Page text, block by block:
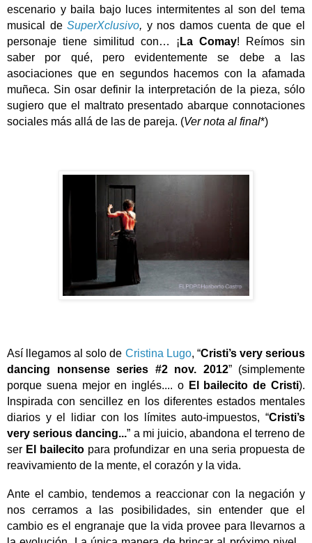
escenario y baila bajo luces intermitentes al son del tema
musical de SuperXclusivo, y nos damos cuenta de que el
personaje tiene similitud con… ¡ La Comay! Reímos sin
saber por qué, pero evidentemente se debe a las
asociaciones que en segundos hacemos con la afamada
muñeca. Sin osar definir la interpretación de la pieza, sólo
sugiero que el maltrato presentado abarque connotaciones
sociales más allá de las de pareja. (Ver nota al final*)
Así llegamos al solo de Cristina Lugo, “Cristi’s very serious
dancing nonsense series #2 nov. 2012” (simplemente
porque suena mejor en inglés.... o El bailecito de Cristi).
Inspirada con sencillez en los diferentes estados mentales
diarios y el lidiar con los límites auto-impuestos, “Cristi’s
very serious dancing...” a mi juicio, abandona el terreno de
ser El bailecito para profundizar en una seria propuesta de
reavivamiento de la mente, el corazón y la vida.
Ante el cambio, tendemos a reaccionar con la negación y
nos cerramos a las posibilidades, sin entender que el
cambio es el engranaje que la vida provee para llevarnos a